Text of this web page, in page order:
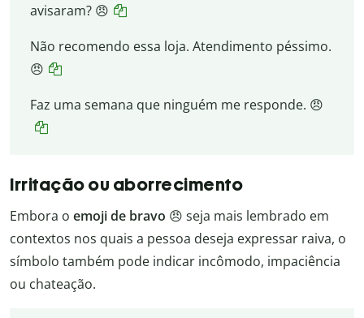
avisaram? 😠
Não recomendo essa loja. Atendimento péssimo.
😠
Faz uma semana que ninguém me responde. 😠
Irritação ou aborrecimento
Embora o emoji de bravo 😠 seja mais lembrado em
contextos nos quais a pessoa deseja expressar raiva, o
símbolo também pode indicar incômodo, impaciência
ou chateação.